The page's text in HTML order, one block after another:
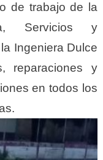
de trabajo de la
Servicios y
Ingeniera Dulce
reparaciones y
en todos los